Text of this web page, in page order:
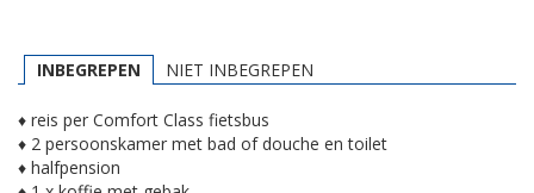
INBEGREPEN NIET INBEGREPEN
♦ reis per Comfort Class fietsbus
♦ 2 persoonskamer met bad of douche en toilet
♦ halfpension